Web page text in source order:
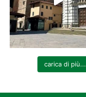
carica di più...